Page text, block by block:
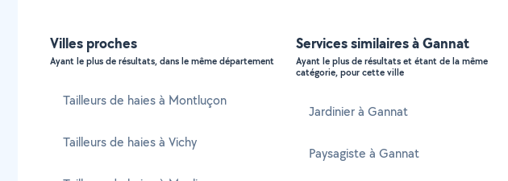
Villes proches
Ayant le plus de résultats, dans le même département
Tailleurs de haies à Montluçon
Tailleurs de haies à Vichy
Services similaires à Gannat
Ayant le plus de résultats et étant de la même
catégorie, pour cette ville
Jardinier à Gannat
Paysagiste à Gannat